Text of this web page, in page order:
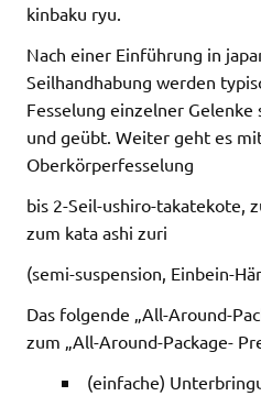
kinbaku ryu.
Nach einer Einführung in
Seilhandhabung werden
Fesselung einzelner
und geübt. Weiter geht es
Oberkörperfesselung
bis 2-Seil-ushiro-takatekote,
zum kata ashi zuri
(semi-suspension, Einbein-
Das folgende „All-Around-
zum „All-Around-Package-
(einfache)